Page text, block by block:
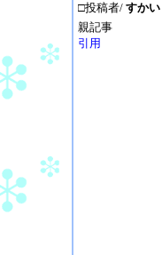
□投稿者/ すかい
親記事
引用